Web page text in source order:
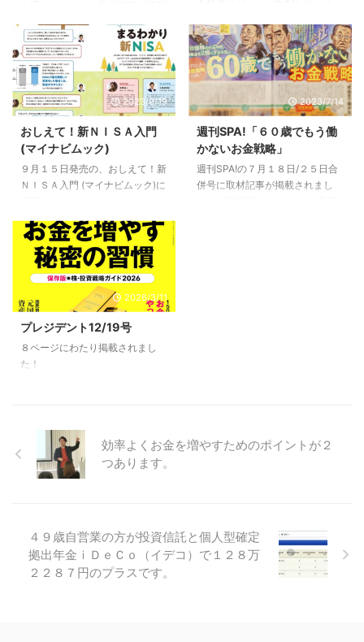
保険金、受取人は高齢客 かんぽ
で不自然な契約相次ぐ という１
面記事です。 担当記者の宮崎さ
んからは、元旦の１面とは聞いて
いなかったので、びっくりです。
＾＾
分は？ についてお話しておりま
す。
2023/9/19
おしえて！新ＮＩＳＡ入門
(マイナビムック)
９月１５日発売の、おしえて！新
ＮＩＳＡ入門 (マイナビムック)に
2023/7/14
週刊SPA!「６０歳でもう働
かないお金戦略」
週刊SPA!の７月１８日/２５日合
併号に取材記事が掲載されまし
2026/3/11
プレジデント12/19号
８ページにわたり掲載されまし
た！
効率よくお金を増やすためのポイントが２
つあります。
４９歳自営業の方が投資信託と個人型確定
拠出年金ｉＤｅＣｏ（イデコ）で１２８万
２２８７円のプラスです。